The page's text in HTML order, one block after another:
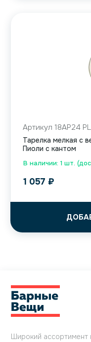
В наличии: 1 шт.
Артикул 18AP24
Тарелка мелкая с
Пиоли с кантом
1 057 ₽
Широкий ассортимент